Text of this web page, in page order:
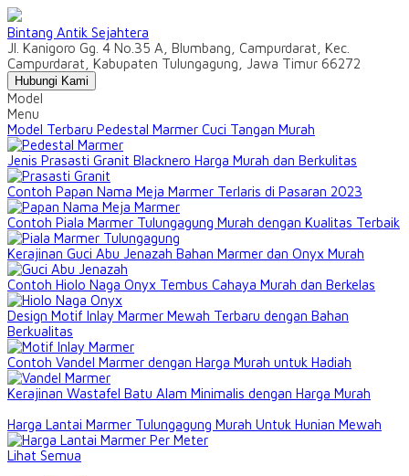
Bintang Antik Sejahtera
Jl. Kanigoro Gg. 4 No.35 A, Blumbang, Campurdarat, Kec.
Campurdarat, Kabupaten Tulungagung, Jawa Timur 66272
Hubungi Kami
Model
Menu
Model Terbaru Pedestal Marmer Cuci Tangan Murah
Jenis Prasasti Granit Blacknero Harga Murah dan Berkulitas
Contoh Papan Nama Meja Marmer Terlaris di Pasaran 2023
Contoh Piala Marmer Tulungagung Murah dengan Kualitas Terbaik
Kerajinan Guci Abu Jenazah Bahan Marmer dan Onyx Murah
Contoh Hiolo Naga Onyx Tembus Cahaya Murah dan Berkelas
Design Motif Inlay Marmer Mewah Terbaru dengan Bahan
Berkualitas
Contoh Vandel Marmer dengan Harga Murah untuk Hadiah
Kerajinan Wastafel Batu Alam Minimalis dengan Harga Murah
Harga Lantai Marmer Tulungagung Murah Untuk Hunian Mewah
Lihat Semua